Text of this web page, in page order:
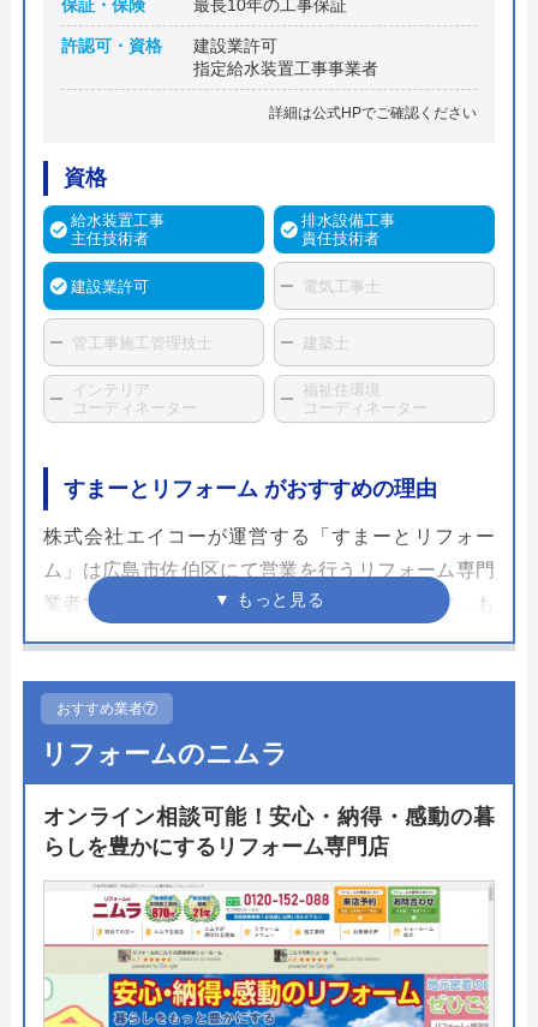
保証・保険 最長10年の工事保証
許認可・資格
建設業許可
指定給水装置工事事業者
詳細は公式HPでご確認ください
資格
給水装置工事
主任技術者
排水設備工事
責任技術者
建設業許可 電気工事士
管工事施工管理技士 建築士
インテリア
コーディネーター
福祉住環境
コーディネーター
すまーとリフォーム がおすすめの理由
株式会社エイコーが運営する「すまーとリフォー
ム」は広島市佐伯区にて営業を行うリフォーム専門
業者で安佐南区も対象エリア内となっています。も
ともとは広島市内の大きな施設や有名ショッピング
力を活かしたまま一般の住宅リフォームを行なって
おり、また広島市の指定給水装置工事事業者として
も登録されているため、その技術力は信頼できるも
のがあります。
1,000件以上となっており、一部ホームページ上で公
開しておりますが、サイト内でメンバー登録を行う
ことで全ての施工事例を見ることができ、なおかつ
施工実例カタログを無料でダウンロードすることが
おすすめ業者⑦
リフォームのニムラ
オンライン相談可能！安心・納得・感動の暮
らしを豊かにするリフォーム専門店